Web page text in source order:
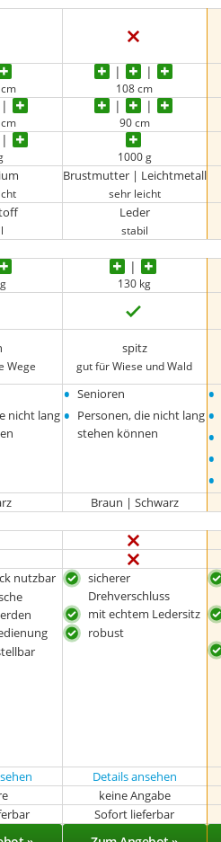
108 cm
90 cm
1000 g
Brustmutter | Leichtmetall
sehr leicht
Leder
stabil
130 kg
Wege
spitz
gut für Wiese und Wald
nicht lang
• Senioren
• Personen, die nicht lang
stehen können
•
•
•
•
•
Braun | Schwarz
nutzbar
sicherer
Drehverschluss
mit echtem Ledersitz
robust
Details ansehen
keine Angabe
Sofort lieferbar